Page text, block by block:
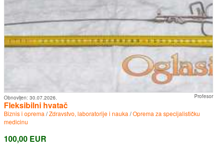
Profesor
Obnovljen: 30.07.2026.
Fleksibilni hvatač
Biznis i oprema /Zdravstvo, laboratorije i nauka /Oprema za specijalističku
medicinu
100,00 EUR